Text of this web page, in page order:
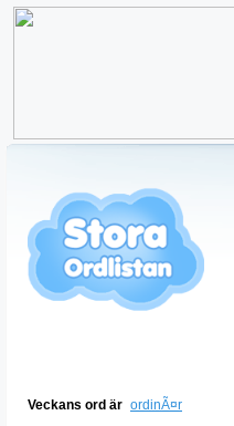
Veckans ord är ordinÃ¤r